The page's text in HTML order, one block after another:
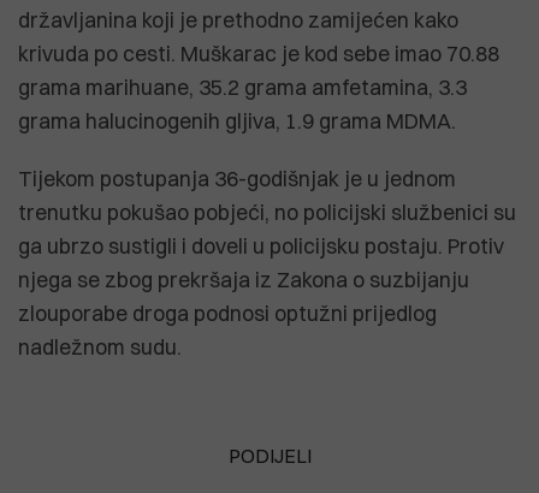
državljanina koji je prethodno zamijećen kako
krivuda po cesti. Muškarac je kod sebe imao 70.88
grama marihuane, 35.2 grama amfetamina, 3.3
grama halucinogenih gljiva, 1.9 grama MDMA.
Tijekom postupanja 36-godišnjak je u jednom
trenutku pokušao pobjeći, no policijski službenici su
ga ubrzo sustigli i doveli u policijsku postaju. Protiv
njega se zbog prekršaja iz Zakona o suzbijanju
zlouporabe droga podnosi optužni prijedlog
nadležnom sudu.
PODIJELI